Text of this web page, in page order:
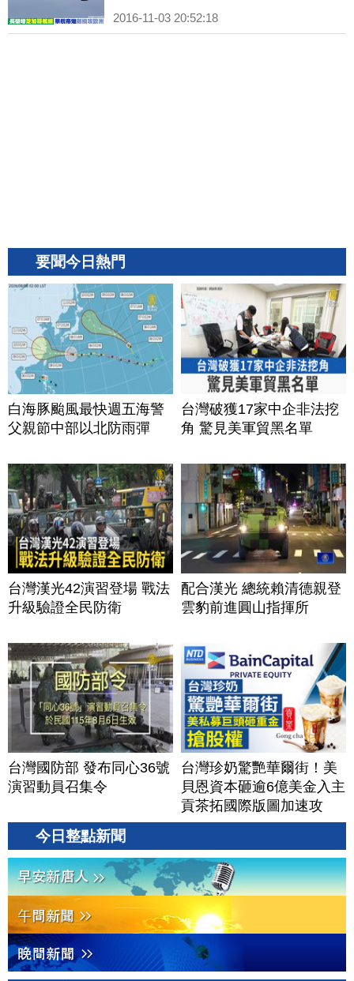
2016-11-03 20:52:18
要聞今日熱門
白海豚颱風最快週五海警
父親節中部以北防雨彈
台灣破獲17家中企非法挖
角 驚見美軍貿黑名單
台灣漢光42演習登場 戰法
升級驗證全民防衛
配合漢光 總統賴清德親登
雲豹前進圓山指揮所
台灣國防部 發布同心36號
演習動員召集令
台灣珍奶驚艷華爾街！美
貝恩資本砸逾6億美金入主
貢茶拓國際版圖加速攻
美？｜#財經新聞｜
今日整點新聞